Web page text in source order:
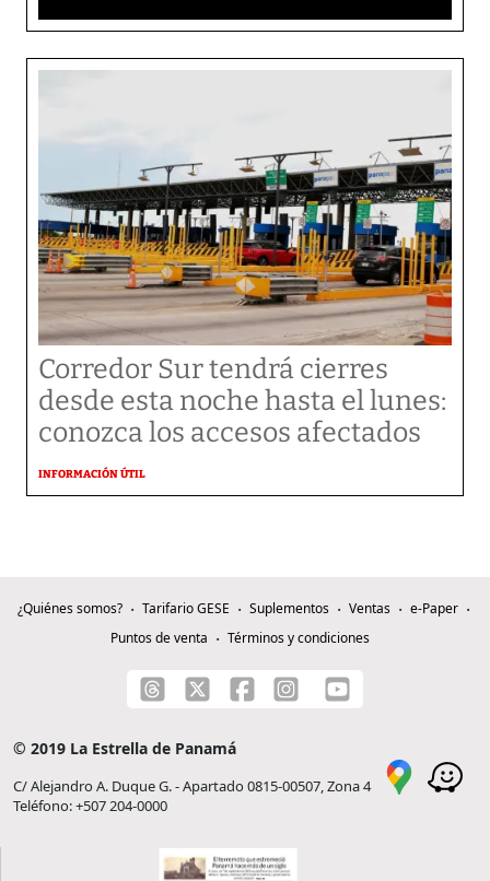
Corredor Sur tendrá cierres
desde esta noche hasta el lunes:
conozca los accesos afectados
INFORMACIÓN ÚTIL
¿Quiénes somos? Tarifario GESE Suplementos Ventas
e-Paper
Puntos de venta
Términos y condiciones
© 2019 La Estrella de Panamá
C/ Alejandro A. Duque G. - Apartado 0815-00507, Zona 4
Teléfono: +507 204-0000